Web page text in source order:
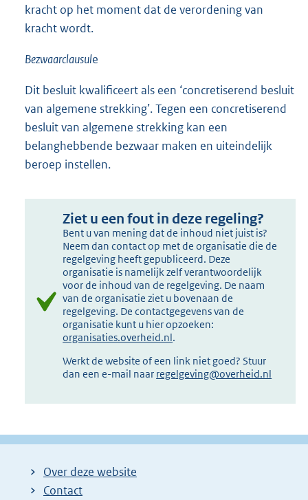
kracht op het moment dat de verordening van
kracht wordt.
Bezwaarclausule
Dit besluit kwalificeert als een ‘concretiserend besluit
van algemene strekking’. Tegen een concretiserend
besluit van algemene strekking kan een
belanghebbende bezwaar maken en uiteindelijk
beroep instellen.
Ziet u een fout in deze regeling?
Bent u van mening dat de inhoud niet juist is?
Neem dan contact op met de organisatie die de
regelgeving heeft gepubliceerd. Deze
organisatie is namelijk zelf verantwoordelijk
voor de inhoud van de regelgeving. De naam
van de organisatie ziet u bovenaan de
regelgeving. De contactgegevens van de
organisatie kunt u hier opzoeken:
organisaties.overheid.nl.
Werkt de website of een link niet goed? Stuur
dan een e-mail naar regelgeving@overheid.nl
Over deze website
Contact